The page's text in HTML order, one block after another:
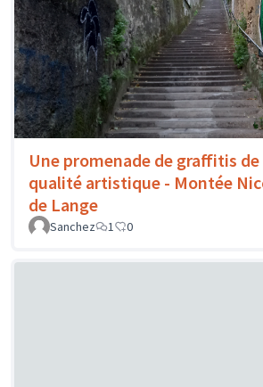
Une promenade de graffitis de
qualité artistique - Montée
de Lange
Sanchez 1 0